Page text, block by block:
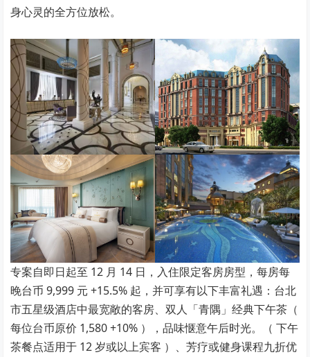
身心灵的全方位放松。
专案自即日起至 12 月 14 日，入住限定客房房型，每房每
晚台币 9,999 元 +15.5% 起，并可享有以下丰富礼遇：台北
市五星级酒店中最宽敞的客房、双人「青隅」经典下午茶（
每位台币原价 1,580 +10% ），品味惬意午后时光。（ 下午
茶餐点适用于 12 岁或以上宾客 ）、芳疗或健身课程九折优